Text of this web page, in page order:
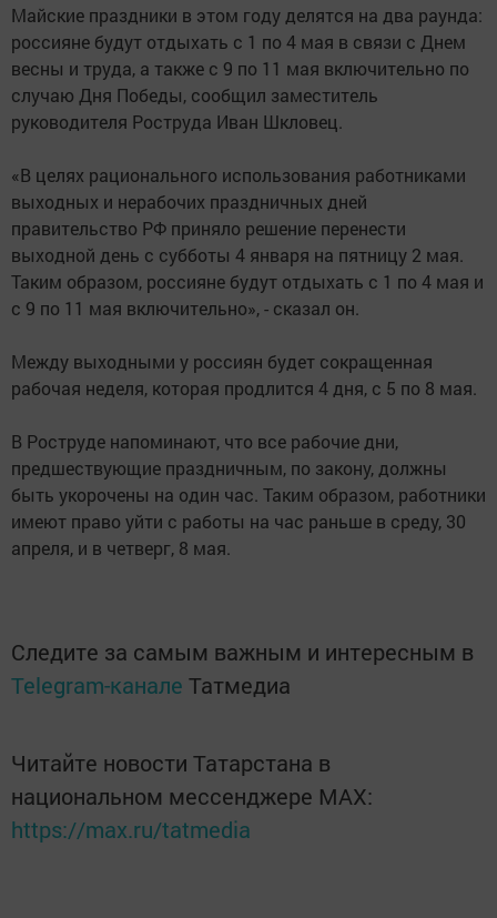
Майские праздники в этом году делятся на два раунда:
россияне будут отдыхать с 1 по 4 мая в связи с Днем
весны и труда, а также с 9 по 11 мая включительно по
случаю Дня Победы, сообщил заместитель
руководителя Роструда Иван Шкловец.
«В целях рационального использования работниками
выходных и нерабочих праздничных дней
правительство РФ приняло решение перенести
выходной день с субботы 4 января на пятницу 2 мая.
Таким образом, россияне будут отдыхать с 1 по 4 мая и
с 9 по 11 мая включительно», - сказал он.
Между выходными у россиян будет сокращенная
рабочая неделя, которая продлится 4 дня, с 5 по 8 мая.
В Роструде напоминают, что все рабочие дни,
предшествующие праздничным, по закону, должны
быть укорочены на один час. Таким образом, работники
имеют право уйти с работы на час раньше в среду, 30
апреля, и в четверг, 8 мая.
Следите за самым важным и интересным в
Telegram-канале Татмедиа
Читайте новости Татарстана в
национальном мессенджере MАХ:
https://max.ru/tatmedia